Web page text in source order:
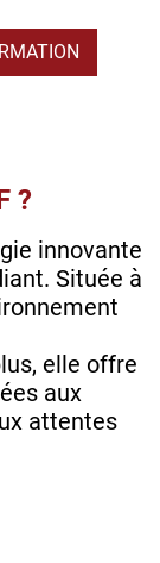
?
innovante
Située à
elle offre
aux
attentes